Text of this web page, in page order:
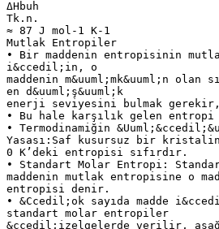
ΔHbuh
Tk.n.
≈ 87 J mol-1 K-1
Mutlak Entropiler
• Bir maddenin entropisinin
i&ccedil;in, o
maddenin m&uuml;mk&uuml;n
en d&uuml;ş&uuml;k
enerji seviyesini bulmak
• Bu hale karşılık gelen entropi
• Termodinamiğin
Yasası:Saf kusursuz bir kristalin
0 K’deki entropisi sıfırdır.
• Standart Molar Entropi:
maddenin mutlak entropisine o
entropisi denir.
• &Ccedil;ok sayıda madde
standart molar entropiler
&ccedil;izelgelerde verilir,